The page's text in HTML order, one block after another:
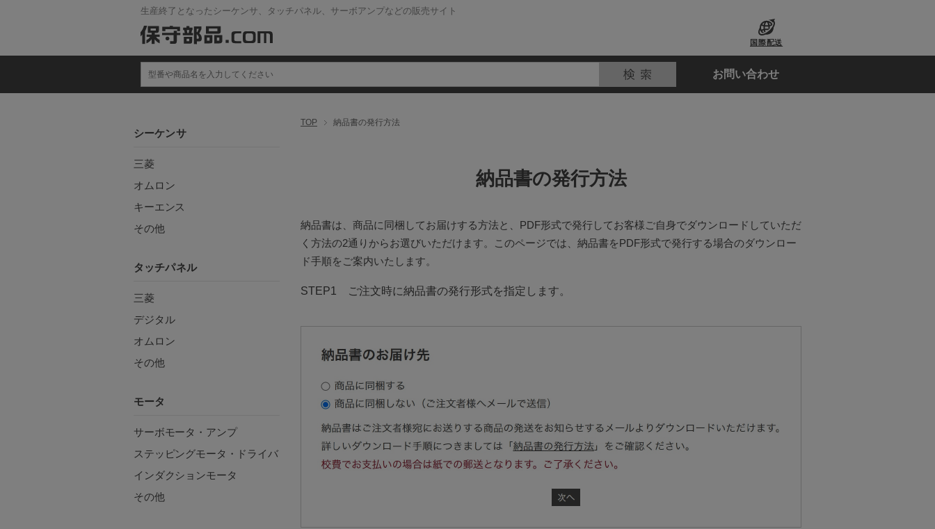
生産終了となったシーケンサ、タッチパネル、サーボアンプなどの販売サイト
国際配送
お問い合わせ
TOP 納品書の発行方法
納品書の発行方法
納品書は、商品に同梱してお届けする方法と、PDF形式で発行してお客様ご自身でダウンロードしていただ
く方法の2通りからお選びいただけます。このページでは、納品書をPDF形式で発行する場合のダウンロー
ド手順をご案内いたします。
STEP1 ご注文時に納品書の発行形式を指定します。
シーケンサ
三菱
オムロン
キーエンス
その他
タッチパネル
三菱
デジタル
オムロン
その他
モータ
サーボモータ・アンプ
ステッピングモータ・ドライバ
インダクションモータ
その他